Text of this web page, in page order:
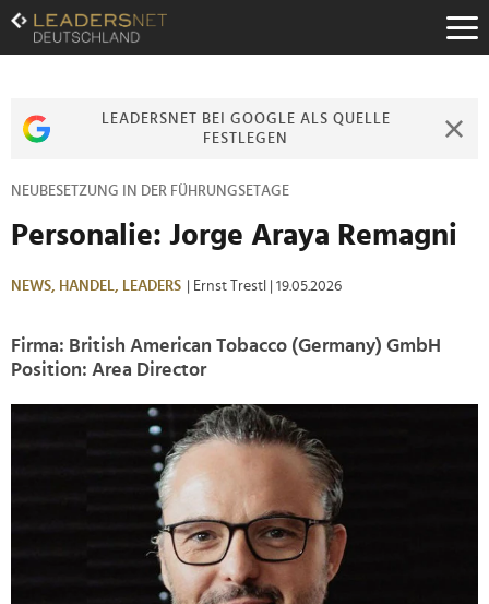
Zum
Inhalt
Zur
Zur
LEADERSNET BEI GOOGLE ALS QUELLE
FESTLEGEN
NEUBESETZUNG IN DER FÜHRUNGSETAGE
Personalie: Jorge Araya Remagni
NEWS, HANDEL, LEADERS | Ernst Trestl | 19.05.2026
Firma: British American Tobacco (Germany) GmbH
Position: Area Director